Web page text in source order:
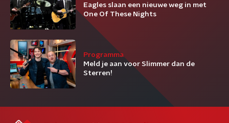
Eagles slaan een nieuwe weg in met
One Of These Nights
Programma
Meld je aan voor Slimmer dan de
Sterren!